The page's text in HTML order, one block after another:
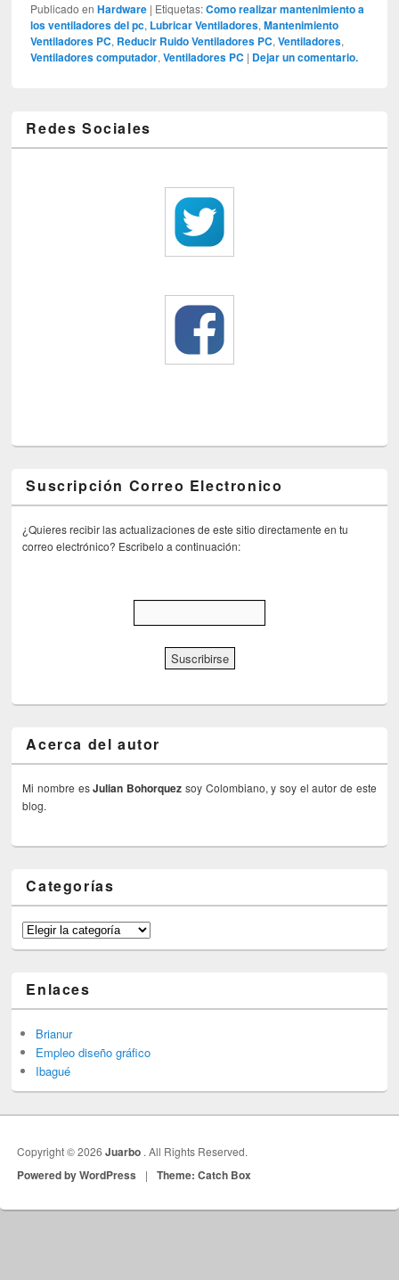
Publicado en Hardware | Etiquetas: Como realizar mantenimiento a
los ventiladores del pc, Lubricar Ventiladores,Mantenimiento
Ventiladores PC, Reducir Ruido Ventiladores PC,Ventiladores,
Ventiladores computador,Ventiladores PC | Dejar un comentario.
Redes Sociales
Suscripción Correo Electronico
¿Quieres recibir las actualizaciones de este sitio directamente en tu
correo electrónico? Escribelo a continuación:
Acerca del autor
Mi nombre esJulian Bohorquez soy Colombiano, y soy el autor de este
blog.
Categorías
Categorías
Enlaces
Brianur
Empleo diseño gráfico
Ibagué
Copyright © 2026Juarbo . All Rights Reserved.
Powered by WordPress | Theme: Catch Box